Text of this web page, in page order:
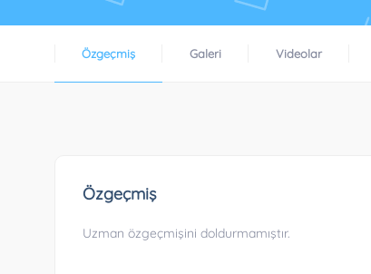
Özgeçmiş Galeri Videolar
Özgeçmiş
Uzman özgeçmişini doldurmamıştır.